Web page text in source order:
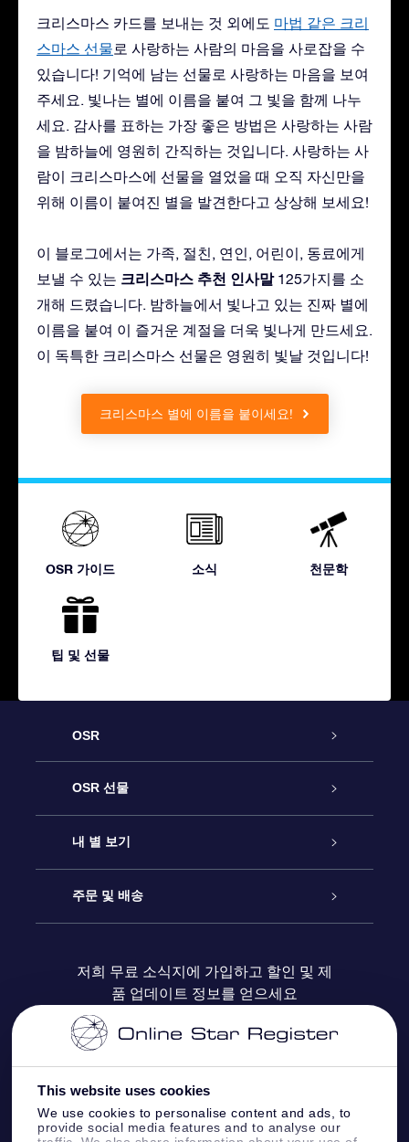
This website uses cookies
We use cookies to personalise content and ads, to
provide social media features and to analyse our
크리스마스 카드를 보내는 것 외에도 마법 같은 크리
스마스 선물로 사랑하는 사람의 마음을 사로잡을 수
있습니다! 기억에 남는 선물로 사랑하는 마음을 보여
주세요. 빛나는 별에 이름을 붙여 그 빛을 함께 나누
세요. 감사를 표하는 가장 좋은 방법은 사랑하는 사람
을 밤하늘에 영원히 간직하는 것입니다. 사랑하는 사
람이 크리스마스에 선물을 열었을 때 오직 자신만을
위해 이름이 붙여진 별을 발견한다고 상상해 보세요!
이 블로그에서는 가족, 절친, 연인, 어린이, 동료에게
보낼 수 있는 크리스마스 추천 인사말125가지를 소
개해 드렸습니다. 밤하늘에서 빛나고 있는 진짜 별에
이름을 붙여 이 즐거운 계절을 더욱 빛나게 만드세요.
이 독특한 크리스마스 선물은 영원히 빛날 것입니다!
크리스마스 별에 이름을 붙이세요!
OSR 가이드 소식 천문학
팁 및 선물
OSR
고객 서비스
연락처
블로그
OSR 선물
온라인 별 선물
OSR 선물 팩
OSR 상품권
기업 선물
내 별 보기
Star Register
맞춤 별 페이지
One Million Stars
주문 및 배송
결제 정보
배송 정보
환불 정책
저희 무료 소식지에 가입하고 할인 및 제
품 업데이트 정보를 얻으세요